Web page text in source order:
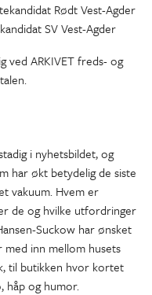
Rødt Vest-Agder
SV Vest-Agder
ved ARKIVET freds- og
i nyhetsbildet, og
har økt betydelig de siste
vakuum. Hvem er
de og hvilke utfordringer
Suckow har ønsket
med inn mellom husets
til butikken hvor kortet
håp og humor.